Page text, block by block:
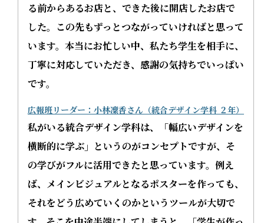
る前からあるお店と、できた後に開店したお店で
した。この先もずっとつながっていければと思って
います。本当にお忙しい中、私たち学生を相手に、
丁寧に対応していただき、感謝の気持ちでいっぱい
です。
広報班リーダー：小林凜香さん（統合デザイン学科 ２年）
私がいる統合デザイン学科は、「幅広いデザインを
横断的に学ぶ」というのがコンセプトですが、そ
の学びがフルに活用できたと思っています。例え
ば、メインビジュアルとなるポスターを作っても、
それをどう広めていくのかというツールが大切で